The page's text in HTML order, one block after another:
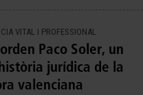
VITAL I PROFESSIONAL
Paco Soler, un
jurídica de la
valenciana